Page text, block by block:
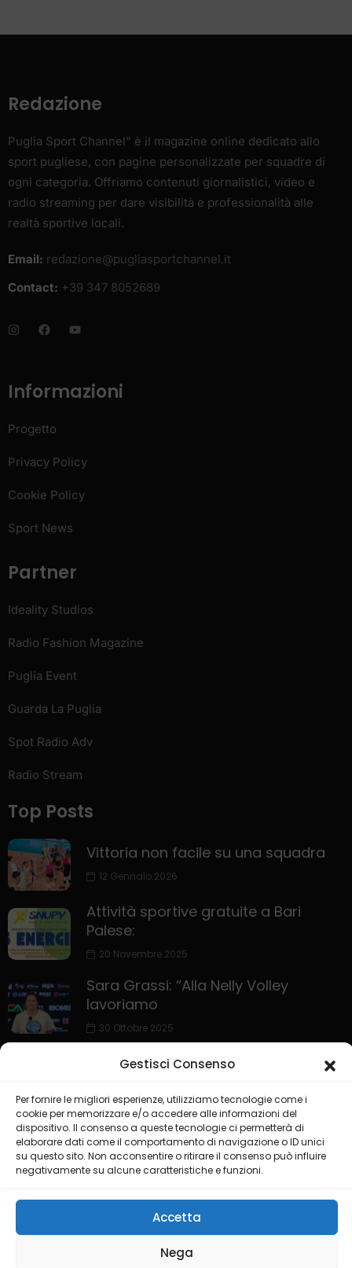
Gestisci Consenso
Per fornire le migliori esperienze, utilizziamo tecnologie come i
cookie per memorizzare e/o accedere alle informazioni del
dispositivo. Il consenso a queste tecnologie ci permetterà di
elaborare dati come il comportamento di navigazione o ID unici
su questo sito. Non acconsentire o ritirare il consenso può influire
negativamente su alcune caratteristiche e funzioni.
Accetta
Nega
Redazione
Puglia Sport Channel” è il magazine online dedicato allo
sport pugliese, con pagine personalizzate per squadre di
ogni categoria. Offriamo contenuti giornalistici, video e
radio streaming per dare visibilità e professionalità alle
realtà sportive locali.
Email: redazione@pugliasportchannel.it
Contact: +39 347 8052689
Informazioni
Progetto
Privacy Policy
Cookie Policy
Sport News
Partner
Ideality Studios
Radio Fashion Magazine
Puglia Event
Guarda La Puglia
Spot Radio Adv
Radio Stream
Top Posts
Vittoria non facile su una squadra
12 Gennaio 2026
Attività sportive gratuite a Bari
Palese:
20 Novembre 2025
Sara Grassi: “Alla Nelly Volley
lavoriamo
30 Ottobre 2025
HOME PRIVACY POLICY
COOKIE POLICY
@2025 Testata Puglia Sport Channel del gruppo editoriale ISGM